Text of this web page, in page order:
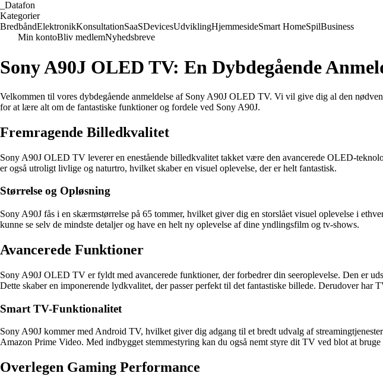
Datafon
Kategorier
BredbåndElektronikKonsultationSaaSDevicesUdviklingHjemmesideSmart HomeSpilBusiness
Min kontoBliv medlemNyhedsbreve
Sony A90J OLED TV: En Dybdegående
Velkommen til vores dybdegående anmeldelse af Sony A90J OLED TV. Vi vil give dig al den
for at lære alt om de fantastiske funktioner og fordele ved Sony A90J.
Fremragende Billedkvalitet
Sony A90J OLED TV leverer en enestående billedkvalitet takket være den avancerede OLED-
er også utroligt livlige og naturtro, hvilket skaber en visuel oplevelse, der er helt fantastisk.
Størrelse og Opløsning
Sony A90J fås i en skærmstørrelse på 65 tommer, hvilket giver dig en storslået visuel oplevelse i
kunne se selv de mindste detaljer og have en helt ny oplevelse af dine yndlingsfilm og tv-shows.
Avancerede Funktioner
Sony A90J OLED TV er fyldt med avancerede funktioner, der forbedrer din seeroplevelse. Den er
Dette skaber en imponerende lydkvalitet, der passer perfekt til det fantastiske billede. Derudover
Smart TV-Funktionalitet
Sony A90J kommer med Android TV, hvilket giver dig adgang til et bredt udvalg af
Amazon Prime Video. Med indbygget stemmestyring kan du også nemt styre dit TV ved blot at bruge
Overlegen Gaming Performance